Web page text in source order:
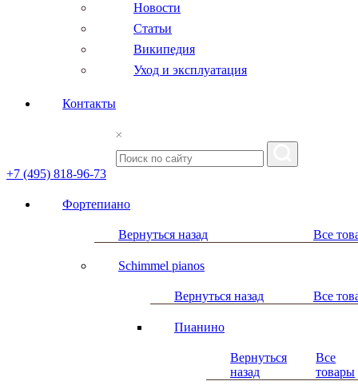
Новости
Статьи
Википедия
Уход и эксплуатация
Контакты
+7 (495) 818-96-73
Фортепиано
Вернуться назад Все
Schimmel pianos
Вернуться назад Все
Пианино
Вернуться
назад
Все
товары